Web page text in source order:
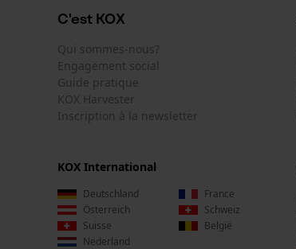
C'est KOX
Qui sommes-nous?
Engagement social
Guide pratique
KOX Harvester
Inscription à la newsletter
KOX International
Deutschland
France
Österreich
Schweiz
Suisse
België
Nederland